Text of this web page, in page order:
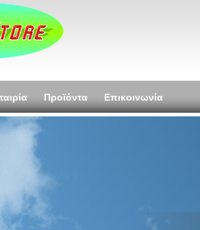
Προϊόντα Επικοινωνία